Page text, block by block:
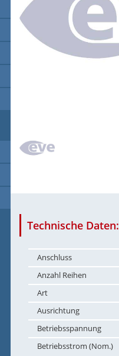
Technische Daten:
Anschluss
Anzahl Reihen
Art
Ausrichtung
Betriebsspannung
Betriebsstrom (Nom.)